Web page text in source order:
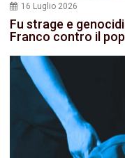
16 Luglio 2026
Fu strage e
Franco contro il